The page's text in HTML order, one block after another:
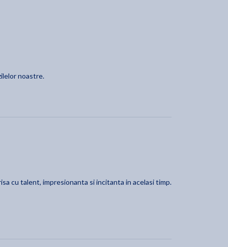
noastre.
cu talent, impresionanta si incitanta in acelasi timp.